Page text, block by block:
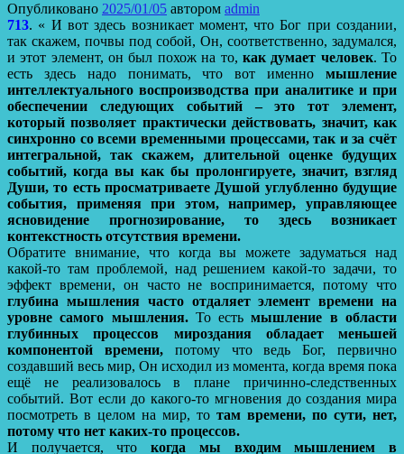
Опубликовано 2025/01/05 автором admin
713. « И вот здесь возникает момент, что Бог при создании,
так скажем, почвы под собой, Он, соответственно, задумался,
и этот элемент, он был похож на то, как думает человек. То
есть здесь надо понимать, что вот именно мышление
интеллектуального воспроизводства при аналитике и при
обеспечении следующих событий – это тот элемент,
который позволяет практически действовать, значит, как
синхронно со всеми временными процессами, так и за счёт
интегральной, так скажем, длительной оценке будущих
событий, когда вы как бы пролонгируете, значит, взгляд
Души, то есть просматриваете Душой углубленно будущие
события, применяя при этом, например, управляющее
ясновидение прогнозирование, то здесь возникает
контекстность отсутствия времени.
Обратите внимание, что когда вы можете задуматься над
какой-то там проблемой, над решением какой-то задачи, то
эффект времени, он часто не воспринимается, потому что
глубина мышления часто отдаляет элемент времени на
уровне самого мышления.То естьмышление в области
глубинных процессов мироздания обладает меньшей
компонентой времени,потому что ведь Бог, первично
создавший весь мир, Он исходил из момента, когда время пока
ещё не реализовалось в плане причинно-следственных
событий. Вот если до какого-то мгновения до создания мира
посмотреть в целом на мир, то там времени, по сути, нет,
потому что нет каких-то процессов.
И получается, чтокогда мы входим мышлением в